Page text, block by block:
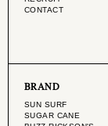
CONTACT
BRAND
SUN SURF
SUGAR CANE